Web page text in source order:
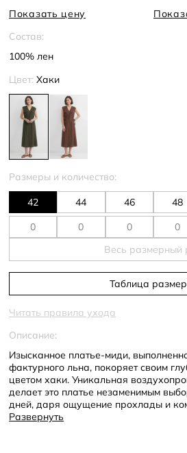
Показать цену
Состав:
100% лен
Цвет: Хаки
Размеры и количество:
42 44 46 48
Весь размерный
Таблица
Читать правила ухода
Описание:
Изысканное платье-миди,
фактурного льна, покоряет своим
цветом хаки. Уникальная
делает это платье незаменимым
дней, даря ощущение прохлады и
Развернуть